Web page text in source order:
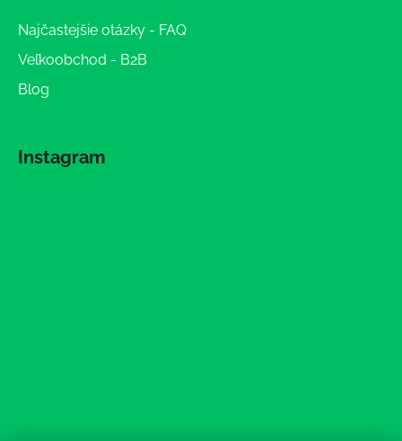
Najčastejšie otázky - FAQ
Veľkoobchod - B2B
Blog
Instagram